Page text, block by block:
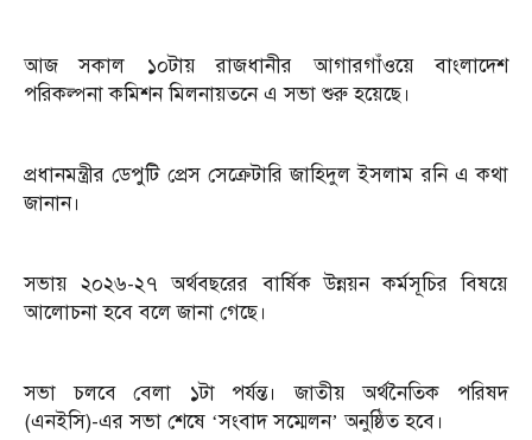
আজ সকাল ১০টায় রাজধানীর আগারগাঁওয়ে বাংলাদেশ
পরিকল্পনা কমিশন মিলনায়তনে এ সভা শুরু হয়েছে।
প্রধানমন্ত্রীর ডেপুটি প্রেস সেক্রেটারি জাহিদুল ইসলাম রনি এ কথা
জানান।
সভায় ২০২৬-২৭ অর্থবছরের বার্ষিক উন্নয়ন কর্মসূচির বিষয়ে
আলোচনা হবে বলে জানা গেছে।
সভা চলবে বেলা ১টা পর্যন্ত। জাতীয় অর্থনৈতিক পরিষদ
(এনইসি)-এর সভা শেষে ‘সংবাদ সম্মেলন’ অনুষ্ঠিত হবে।